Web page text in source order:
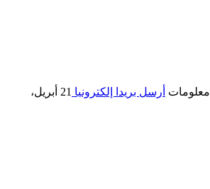
معلومات أرسل بريدا إلكترونيا
21 أبريل،